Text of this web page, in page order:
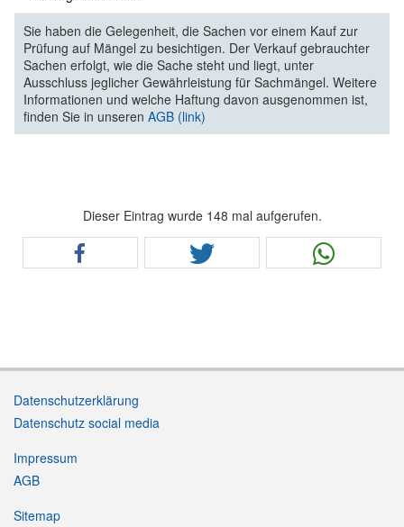
Sie haben die Gelegenheit, die Sachen vor einem Kauf zur
Prüfung auf Mängel zu besichtigen. Der Verkauf gebrauchter
Sachen erfolgt, wie die Sache steht und liegt, unter
Ausschluss jeglicher Gewährleistung für Sachmängel. Weitere
Informationen und welche Haftung davon ausgenommen ist,
finden Sie in unseren AGB (link)
Dieser Eintrag wurde 148 mal aufgerufen.
Datenschutzerklärung
Datenschutz social media
Impressum
AGB
Sitemap